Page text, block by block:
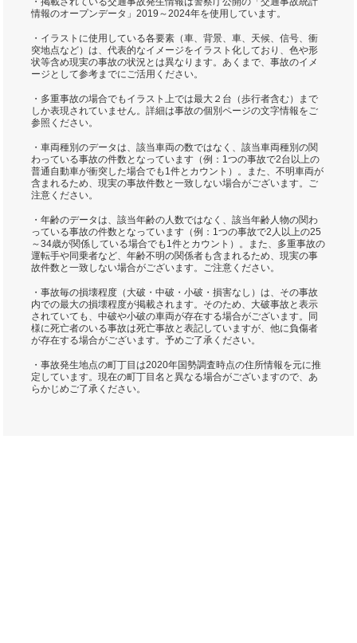
情報のオープンデータ」2019～2024年を使用しています。
・イラストに使用している各要素（車、背景、車、天候、信号、衝
突地点など）は、代表的なイメージをイラスト化しており、色や形
状等含め現実の事故の状況とは異なります。あくまで、事故のイメ
ージとして参考までにご活用ください。
・多重事故の場合でもイラスト上では最大２台（歩行者含む）まで
しか表現されていません。詳細は事故の個別ページの文字情報をご
参照ください。
・車両種別のデータは、該当車両の数ではなく、該当車両種別の関
わっている事故の件数となっています（例：1つの事故で2台以上の
普通自動車が衝突した場合でも1件とカウント）。また、不明車両が
含まれるため、現実の事故件数と一致しない場合がございます。ご
注意ください。
・年齢のデータは、該当年齢の人数ではなく、該当年齢人物の関わ
っている事故の件数となっています（例：1つの事故で2人以上の25
～34歳が関係している場合でも1件とカウント）。また、多重事故の
運転手や同乗者など、年齢不明の関係者も含まれるため、現実の事
故件数と一致しない場合がございます。ご注意ください。
・事故毎の損壊程度（大破・中破・小破・損害なし）は、その事故
内での最大の損壊程度が掲載されます。そのため、大破事故と表示
されていても、中破や小破の車両が存在する場合がございます。同
様に死亡者のいる事故は死亡事故と表記していますが、他に負傷者
が存在する場合がございます。予めご了承ください。
・事故発生地点の町丁目は2020年国勢調査時点の住所情報を元に推
定しています。現在の町丁目名と異なる場合がございますので、あ
らかじめご了承ください。